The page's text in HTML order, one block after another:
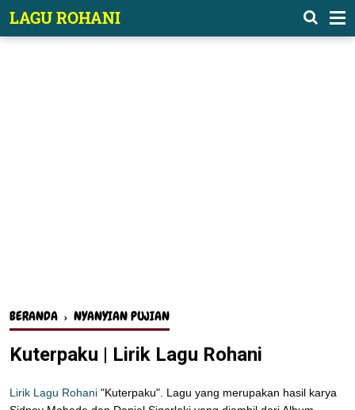
LAGU ROHANI
BERANDA › NYANYIAN PUJIAN
Kuterpaku | Lirik Lagu Rohani
Lirik Lagu Rohani "Kuterpaku". Lagu yang merupakan hasil karya